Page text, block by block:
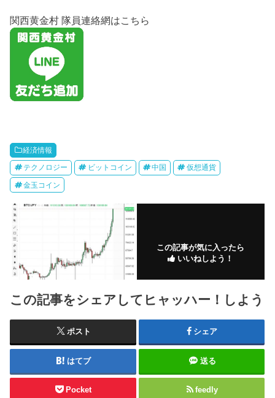
関西黄金村 隊員連絡網はこちら
経済情報
テクノロジー ビットコイン 中国 仮想通貨
金玉コイン
この記事が気に入ったら
いいねしよう！
この記事をシェアしてヒャッハー！しよう
ポスト シェア
はてブ 送る
Pocket feedly